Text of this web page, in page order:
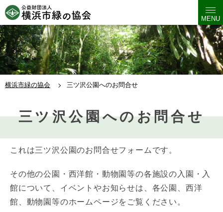
MENU
横浜市緑の協会 三ツ沢公園へのお問合せ
三ツ沢公園へのお問合せ
これは三ツ沢公園のお問合せフォームです。
その他の公園・西洋館・動物園等の各施設の入園・入
館について、イベントやお知らせは、各公園、西洋
館、動物園等のホームページをご覧ください。